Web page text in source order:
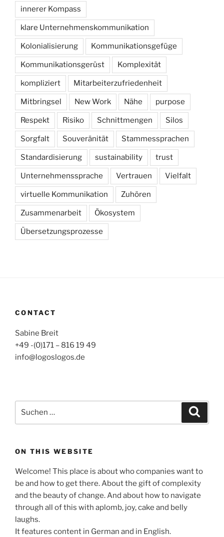
innerer Kompass
klare Unternehmenskommunikation
Kolonialisierung Kommunikationsgefüge
Kommunikationsgerüst Komplexität
kompliziert Mitarbeiterzufriedenheit
Mitbringsel New Work Nähe purpose
Respekt Risiko Schnittmengen Silos
Sorgfalt Souveränität Stammessprachen
Standardisierung sustainability trust
Unternehmenssprache Vertrauen Vielfalt
virtuelle Kommunikation Zuhören
Zusammenarbeit Ökosystem
Übersetzungsprozesse
CONTACT
Sabine Breit
+49 -(0)171 – 816 19 49
info@logoslogos.de
nach:
ON THIS WEBSITE
Welcome! This place is about who companies want to
be and how to get there. About the gift of complexity
and the beauty of change. And about how to navigate
through all of this with aplomb, joy, cake and belly
laughs.
It features content in German and in English.